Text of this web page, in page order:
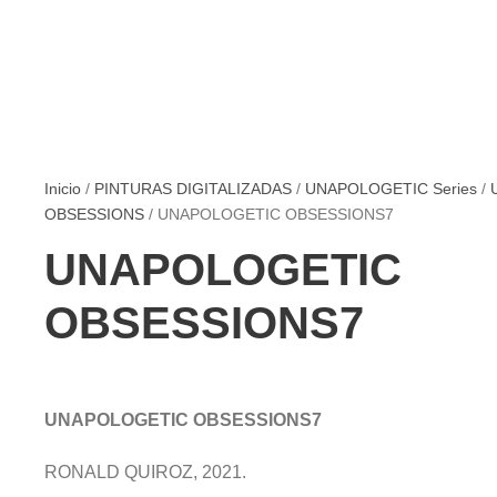
Inicio / PINTURAS DIGITALIZADAS / UNAPOLOGETIC Series /
OBSESSIONS / UNAPOLOGETIC OBSESSIONS7
UNAPOLOGETIC
OBSESSIONS7
UNAPOLOGETIC OBSESSIONS7
RONALD QUIROZ, 2021.